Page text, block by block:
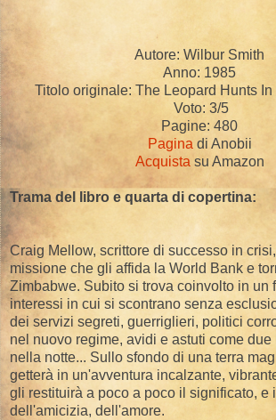
Autore: Wilbur Smith
Anno: 1985
Titolo originale: The Leopard Hunts
Voto: 3/5
Pagine: 480
Pagina di Anobii
Acquista su Amazon
Trama del libro e quarta di copertina:
Craig Mellow, scrittore di successo in
missione che gli affida la World Bank e
Zimbabwe. Subito si trova coinvolto in un
interessi in cui si scontrano senza
dei servizi segreti, guerriglieri, politici
nel nuovo regime, avidi e astuti come
nella notte... Sullo sfondo di una terra
getterà in un'avventura incalzante,
gli restituirà a poco a poco il significato, e
dell'amicizia, dell'amore.